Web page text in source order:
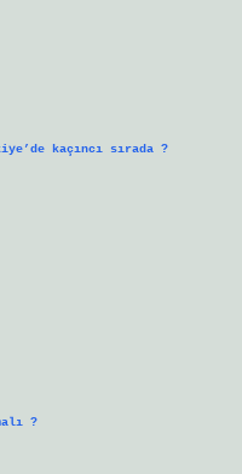
kaçıncı sırada ?
?